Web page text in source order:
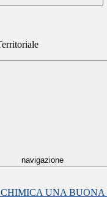
navigazione
CHIMICA UNA BUONA